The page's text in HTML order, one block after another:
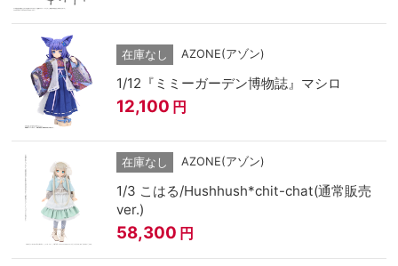
在庫なし AZONE(アゾン)
1/12『ミミーガーデン博物誌』マシロ
12,100 円
在庫なし AZONE(アゾン)
1/3 こはる/Hushhush*chit-chat(通常販売
ver.)
58,300 円